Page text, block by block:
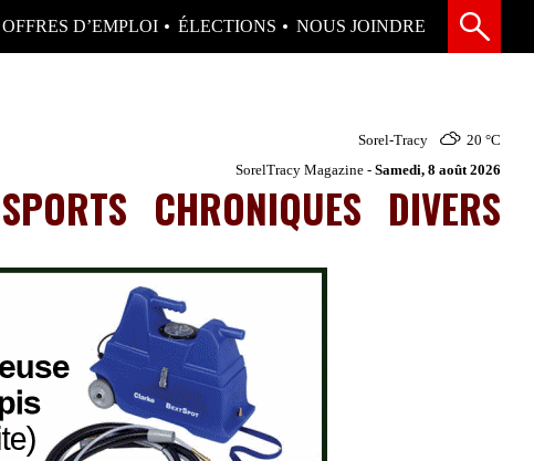
OFFRES D’EMPLOI ÉLECTIONS NOUS JOINDRE
Sorel-Tracy 20 °C
SorelTracy Magazine - Samedi, 8 août 2026
SPORTS CHRONIQUES DIVERS